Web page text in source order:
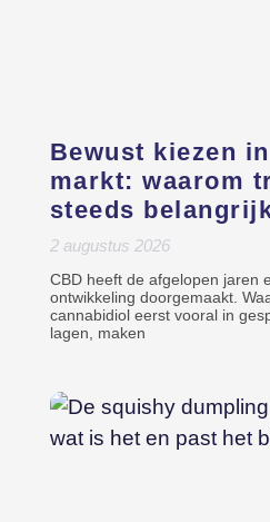
Bewust kiezen
markt: waarom
steeds
2 augustus 2026
CBD heeft de afgelopen jaren
ontwikkeling doorgemaakt.
cannabidiol eerst vooral in
lagen, maken